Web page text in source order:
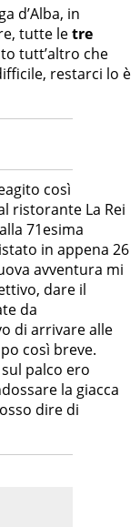
d’Alba, in
tutte letre
tutt’altro che
restarci lo è
così
ristorante La Rei
71esima
in appena 26
avventura mi
dare il
da
di arrivare alle
così breve.
palco ero
la giacca
dire di